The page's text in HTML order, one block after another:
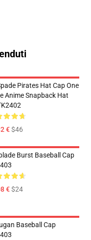
Pirates Hat Cap One
Anime Snapback Hat
€$46
Burst Baseball Cap
€$24
Baseball Cap